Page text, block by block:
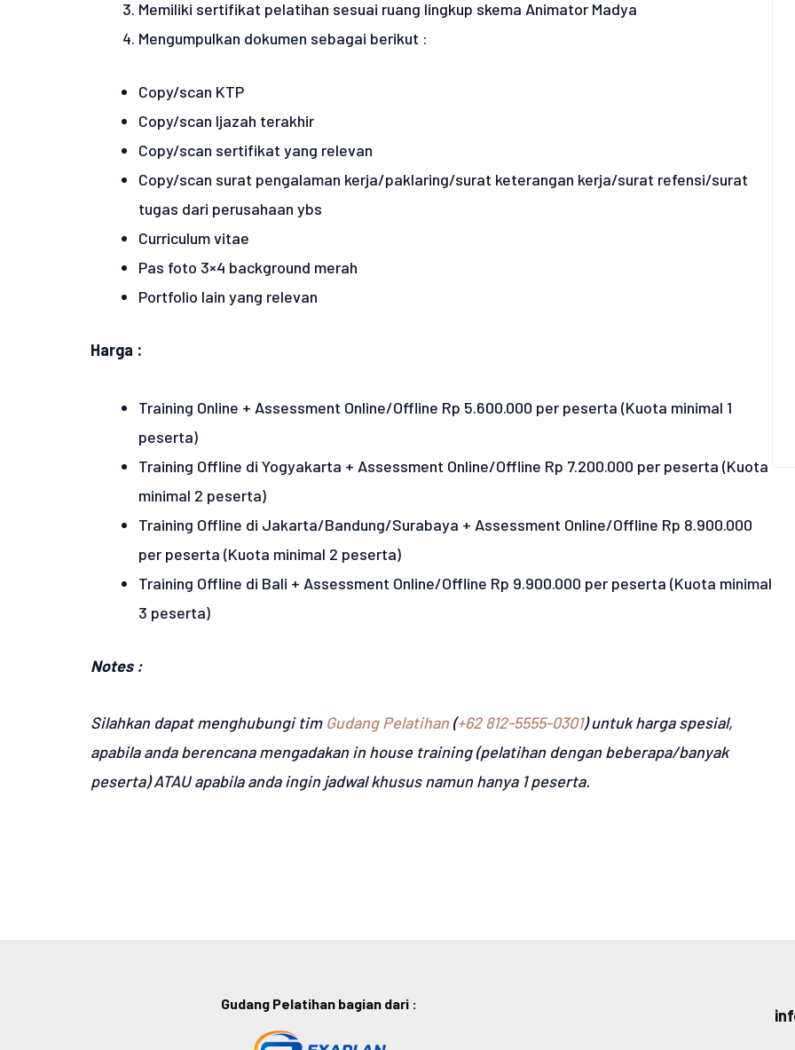
Memiliki sertifikat pelatihan sesuai ruang lingkup skema Animator Madya
Mengumpulkan dokumen sebagai berikut :
Copy/scan KTP
Copy/scan Ijazah terakhir
Copy/scan sertifikat yang relevan
Copy/scan surat pengalaman kerja/paklaring/surat keterangan kerja/surat refensi/surat
tugas dari perusahaan ybs
Curriculum vitae
Pas foto 3×4 background merah
Portfolio lain yang relevan
Harga :
Training Online + Assessment Online/Offline Rp 5.600.000 per peserta (Kuota minimal 1
peserta)
Training Offline di Yogyakarta + Assessment Online/Offline Rp 7.200.000 per peserta (Kuota
minimal 2 peserta)
Training Offline di Jakarta/Bandung/Surabaya + Assessment Online/Offline Rp 8.900.000
per peserta (Kuota minimal 2 peserta)
Training Offline di Bali + Assessment Online/Offline Rp 9.900.000 per peserta (Kuota minimal
3 peserta)
Notes :
Silahkan dapat menghubungi tim Gudang Pelatihan (+62 812-5555-0301) untuk harga spesial,
apabila anda berencana mengadakan in house training (pelatihan dengan beberapa/banyak
peserta) ATAU apabila anda ingin jadwal khusus namun hanya 1 peserta.
Gudang Pelatihan bagian dari :